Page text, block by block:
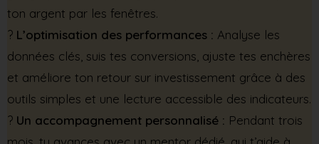
ton argent par les fenêtres.
? L’optimisation des performances : Analyse les
données clés, suis tes conversions, ajuste tes enchères
et améliore ton retour sur investissement grâce à des
outils simples et une lecture accessible des indicateurs.
? Un accompagnement personnalisé : Pendant trois